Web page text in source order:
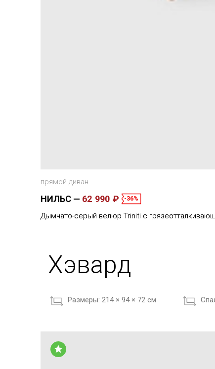
прямой диван
НИЛЬС 62 990 ₽ -36%
Дымчато-серый велюр Triniti с
Хэвард
Размеры: 214 × 94 × 72 см